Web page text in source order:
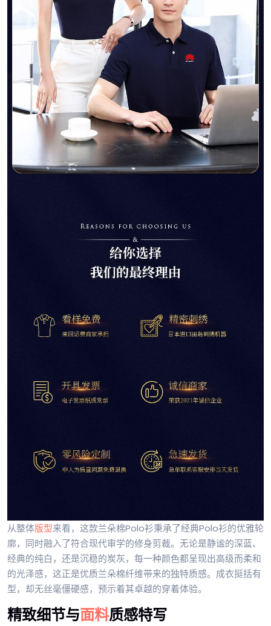
从整体版型来看，这款兰朵棉Polo衫秉承了经典Polo衫的优雅轮
廓，同时融入了符合现代审学的修身剪裁。无论是静谧的深蓝、
经典的纯白，还是沉稳的炭灰，每一种颜色都呈现出高级而柔和
的光泽感，这正是优质兰朵棉纤维带来的独特质感。成衣挺括有
型，却无丝毫僵硬感，预示着其卓越的穿着体验。
精致细节与面料质感特写